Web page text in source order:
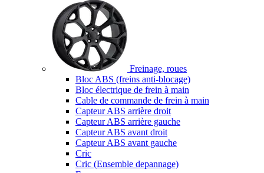
Freinage, roues
Bloc ABS (freins anti-blocage)
Bloc électrique de frein à main
Cable de commande de frein à main
Capteur ABS arrière droit
Capteur ABS arrière gauche
Capteur ABS avant droit
Capteur ABS avant gauche
Cric
Cric (Ensemble depannage)